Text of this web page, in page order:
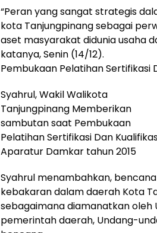
“Peran yang sangat strategis
kota Tanjungpinang sebagai
aset masyarakat didunia usaha
katanya, Senin (14/12).
Pembukaan Pelatihan Sertifikasi
Syahrul, Wakil Walikota
Tanjungpinang Memberikan
sambutan saat Pembukaan
Pelatihan Sertifikasi Dan
Aparatur Damkar tahun 2015
Syahrul menambahkan, bencana
kebakaran dalam daerah Kota
sebagaimana diamanatkan oleh
pemerintah daerah, Undang-